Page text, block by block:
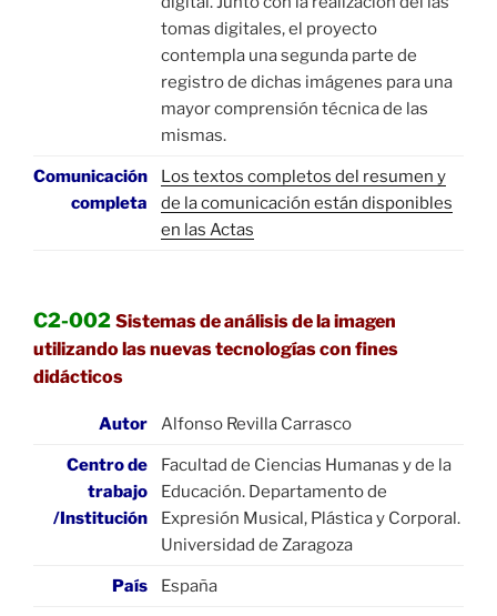
tomas digitales, el proyecto
contempla una segunda parte de
registro de dichas imágenes para una
mayor comprensión técnica de las
mismas.
Comunicación
completa
Los textos completos del resumen y
de la comunicación están disponibles
en las Actas
C2-002 Sistemas de análisis de la imagen
utilizando las nuevas tecnologías con fines
didácticos
Autor Alfonso Revilla Carrasco
Centro de
trabajo
/Institución
Facultad de Ciencias Humanas y de la
Educación. Departamento de
Expresión Musical, Plástica y Corporal.
Universidad de Zaragoza
País España